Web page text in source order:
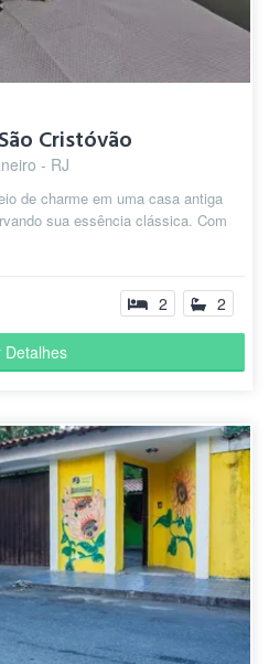
Cristóvão
- RJ
de charme em uma casa antiga
sua essência clássica. Com
2 2
Detalhes